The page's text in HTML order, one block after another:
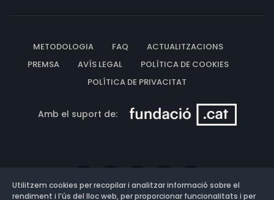
METODOLOGIA FAQ
ACTUALITZACIONS
PREMSA
AVÍS LEGAL
POLÍTICA DE COOKIES
POLÍTICA DE PRIVACITAT
Amb el suport de:
Utilitzem cookies per recopilar i analitzar informació sobre el
rendiment i l’ús del lloc web, per proporcionar funcionalitats i per